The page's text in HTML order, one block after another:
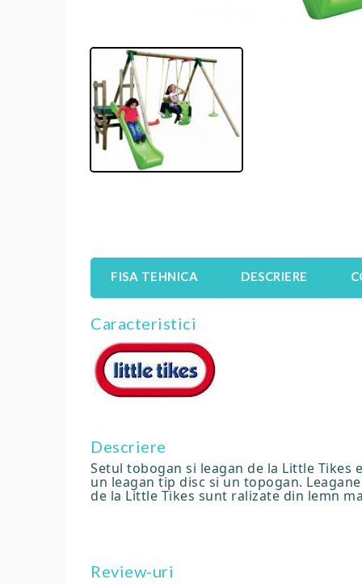
FISA TEHNICA DESCRIERE
Caracteristici
Descriere
Setul tobogan si leagan de la Little
un leagan tip disc si un topogan.
de la Little Tikes sunt ralizate din lemn
Review-uri